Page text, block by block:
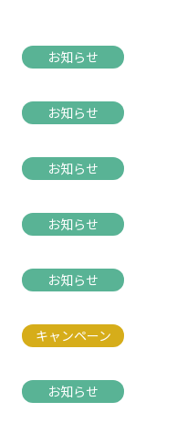
お知らせ
お知らせ
お知らせ
お知らせ
お知らせ
キャンペーン
お知らせ